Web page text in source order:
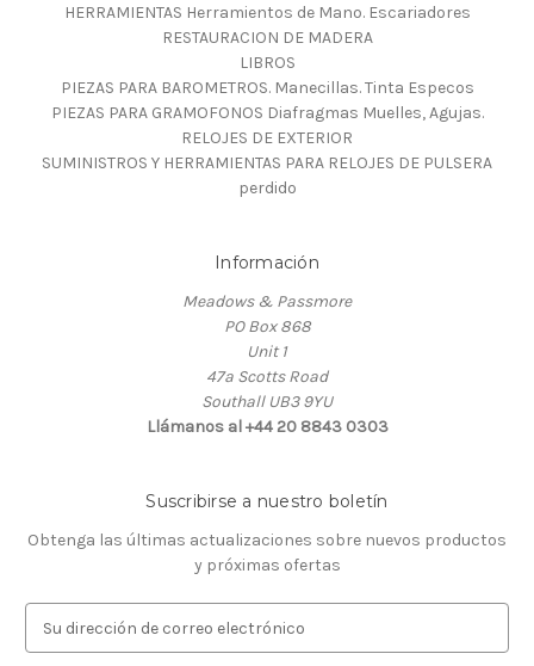
HERRAMIENTAS Herramientos de Mano. Escariadores
RESTAURACION DE MADERA
LIBROS
PIEZAS PARA BAROMETROS. Manecillas. Tinta Especos
PIEZAS PARA GRAMOFONOS Diafragmas Muelles, Agujas.
RELOJES DE EXTERIOR
SUMINISTROS Y HERRAMIENTAS PARA RELOJES DE PULSERA
perdido
Información
Meadows & Passmore
PO Box 868
Unit 1
47a Scotts Road
Southall UB3 9YU
Llámanos al +44 20 8843 0303
Suscribirse a nuestro boletín
Obtenga las últimas actualizaciones sobre nuevos productos
y próximas ofertas